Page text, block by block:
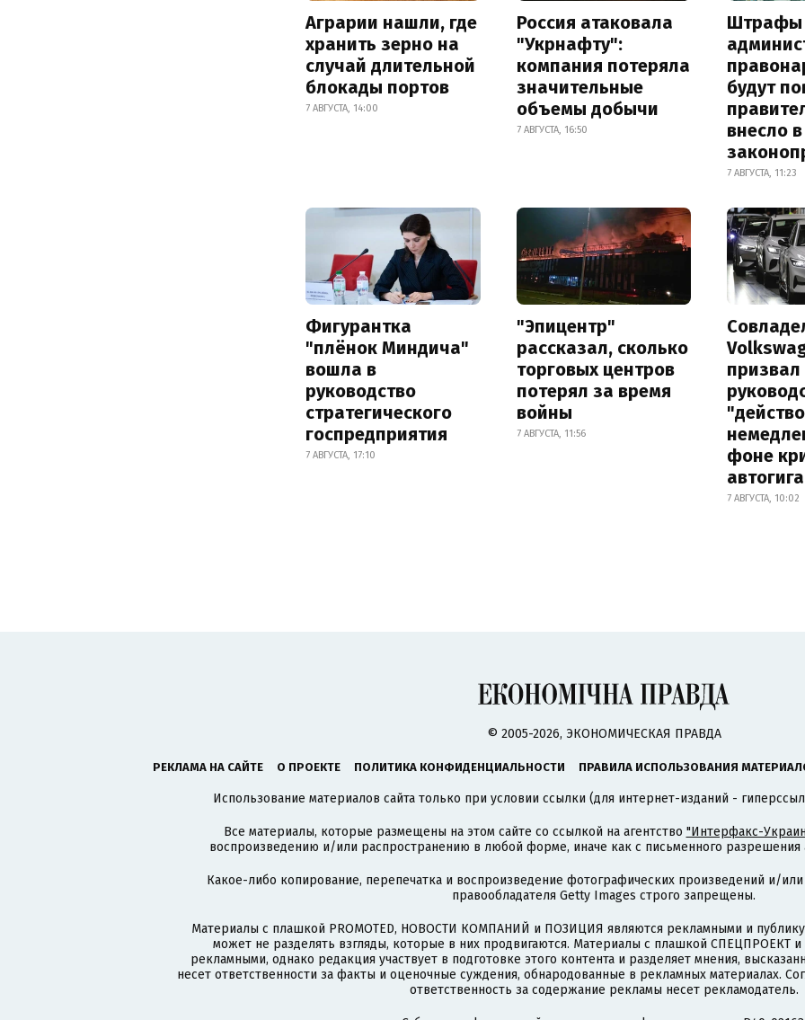
Аграрии нашли, где
хранить зерно на
случай длительной
блокады портов
7 АВГУСТА, 14:00
Россия атаковала
"Укрнафту":
компания потеряла
значительные
объемы добычи
7 АВГУСТА, 16:50
Штрафы
будут
внесло
7 АВГУСТА, 11:23
Фигурантка
"плёнок Миндича"
вошла в
руководство
стратегического
госпредприятия
7 АВГУСТА, 17:10
"Эпицентр"
рассказал, сколько
торговых центров
потерял за время
войны
7 АВГУСТА, 11:56
призвал
фоне
7 АВГУСТА, 10:02
© 2005-2026, ЭКОНОМИЧЕСКАЯ ПРАВДА
РЕКЛАМА НА САЙТЕ О ПРОЕКТЕ ПОЛИТИКА КОНФИДЕНЦИАЛЬНОСТИ ПРАВИЛА ИСПОЛЬЗОВАНИЯ
Использование материалов сайта только при условии ссылки (для интернет-изданий -
Все материалы, которые размещены на этом сайте со ссылкой на агентство "Интерфакс-
воспроизведению и/или распространению в любой форме, иначе как с письменного разрешения
Какое-либо копирование, перепечатка и воспроизведение фотографических произведений и/
правообладателя Getty Images строго запрещены.
Материалы с плашкой PROMOTED, НОВОСТИ КОМПАНИЙ и ПОЗИЦИЯ являются рекламными и
может не разделять взгляды, которые в них продвигаются. Материалы с плашкой СПЕЦПРОЕКТ
рекламными, однако редакция участвует в подготовке этого контента и разделяет мнения,
несет ответственности за факты и оценочные суждения, обнародованные в рекламных материалах.
ответственность за содержание рекламы несет рекламодатель.